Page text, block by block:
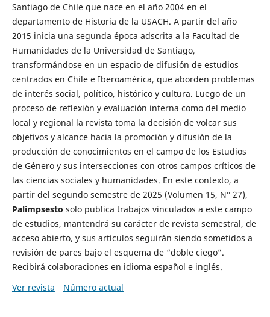
Santiago de Chile que nace en el año 2004 en el
departamento de Historia de la USACH. A partir del año
2015 inicia una segunda época adscrita a la Facultad de
Humanidades de la Universidad de Santiago,
transformándose en un espacio de difusión de estudios
centrados en Chile e Iberoamérica, que aborden problemas
de interés social, político, histórico y cultura. Luego de un
proceso de reflexión y evaluación interna como del medio
local y regional la revista toma la decisión de volcar sus
objetivos y alcance hacia la promoción y difusión de la
producción de conocimientos en el campo de los Estudios
de Género y sus intersecciones con otros campos críticos de
las ciencias sociales y humanidades. En este contexto, a
partir del segundo semestre de 2025 (Volumen 15, N° 27),
Palimpsesto solo publica trabajos vinculados a este campo
de estudios, mantendrá su carácter de revista semestral, de
acceso abierto, y sus artículos seguirán siendo sometidos a
revisión de pares bajo el esquema de “doble ciego”.
Recibirá colaboraciones en idioma español e inglés.
Ver revista
Número actual